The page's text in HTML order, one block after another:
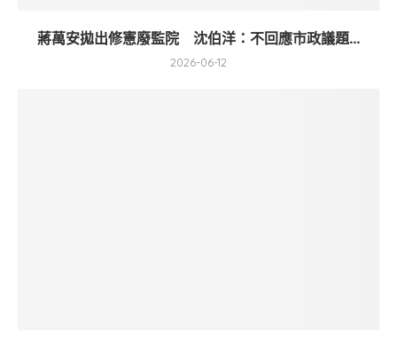
蔣萬安拋出修憲廢監院 沈伯洋：不回應市政議題...
2026-06-12